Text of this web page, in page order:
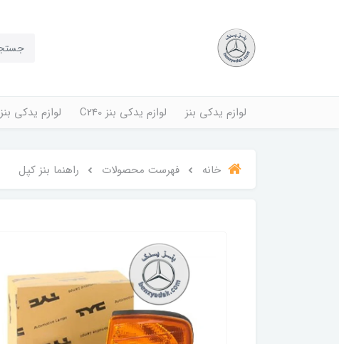
لوازم یدکی بنز لوازم یدکی بنز C240 لوازم یدکی بنز E کلاس
خانه فهرست محصولات راهنما بنز کپل